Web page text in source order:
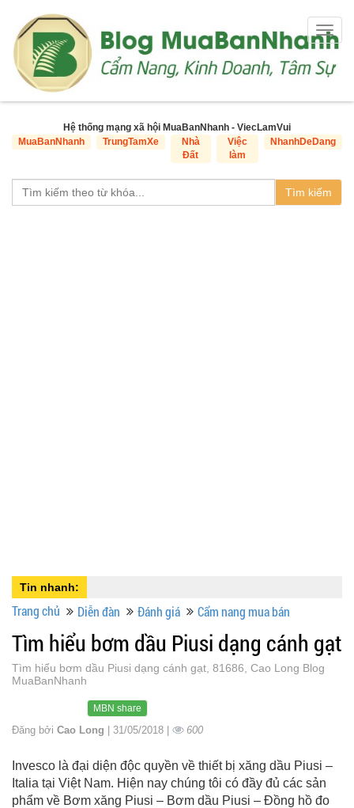
Hệ thống mạng xã hội MuaBanNhanh - ViecLamVui
MuaBanNhanh
TrungTamXe
Nhà
Đất
Việc
làm
NhanhDeDang
Tìm kiếm
Tin nhanh:
Trang chủ Diễn đàn Đánh giá Cẩm nang mua bán
Tìm hiểu bơm dầu Piusi dạng cánh gạt
Tìm hiểu bơm dầu Piusi dạng cánh gạt, 81686, Cao Long Blog
MuaBanNhanh
MBN share
Đăng bởi Cao Long | 31/05/2018 | 600
Invesco là đại diện độc quyền về thiết bị xăng dầu Piusi –
Italia tại Việt Nam. Hiện nay chúng tôi có đầy đủ các sản
phẩm về Bơm xăng Piusi – Bơm dầu Piusi – Đồng hồ đo